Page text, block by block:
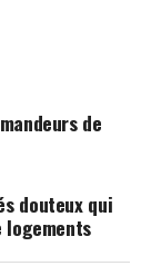
de
douteux qui